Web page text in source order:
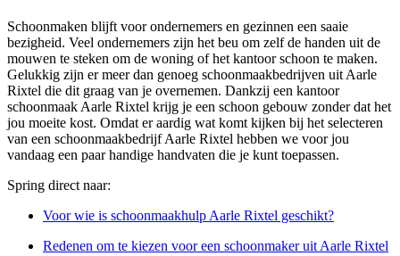
Schoonmaken blijft voor ondernemers en gezinnen een saaie
bezigheid. Veel ondernemers zijn het beu om zelf de handen uit de
mouwen te steken om de woning of het kantoor schoon te maken.
Gelukkig zijn er meer dan genoeg schoonmaakbedrijven uit Aarle
Rixtel die dit graag van je overnemen. Dankzij een kantoor
schoonmaak Aarle Rixtel krijg je een schoon gebouw zonder dat het
jou moeite kost. Omdat er aardig wat komt kijken bij het selecteren
van een schoonmaakbedrijf Aarle Rixtel hebben we voor jou
vandaag een paar handige handvaten die je kunt toepassen.
Spring direct naar:
Voor wie is schoonmaakhulp Aarle Rixtel geschikt?
Redenen om te kiezen voor een schoonmaker uit Aarle Rixtel